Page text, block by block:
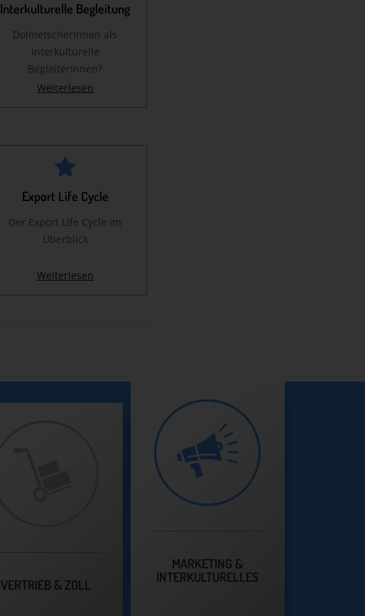
Interkulturelle Begleitung
DolmetscherInnen als
interkulturelle
BegleiterInnen?
Weiterlesen
Export Life Cycle
Der Export Life Cycle im
Überblick
Weiterlesen
VERTRIEB & ZOLL
MARKETING &
INTERKULTURELLES